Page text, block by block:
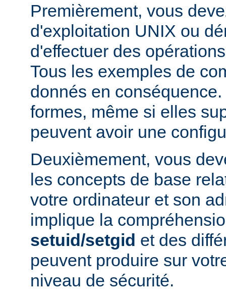
Premièrement, vous
d'exploitation UNIX ou
d'effectuer des
Tous les exemples de
donnés en
formes, même si elles
peuvent avoir une
Deuxièmement, vous
les concepts de base
votre ordinateur et son
implique la
setuid/setgid et des
peuvent produire sur
niveau de sécurité.